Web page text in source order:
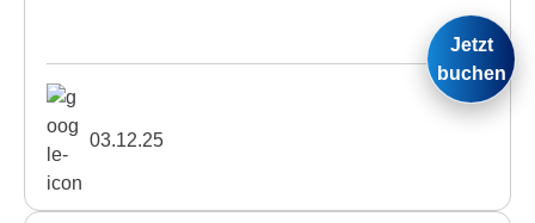
03.12.25
Jetzt
buchen